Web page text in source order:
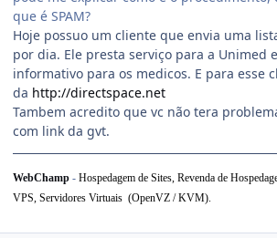
que é SPAM?
Hoje possuo um cliente que envia uma
por dia. Ele presta serviço para a Unimed
informativo para os medicos. E para esse
da http://directspace.net
Tambem acredito que vc não tera
com link da gvt.
WebChamp - Hospedagem de Sites, Revenda de
VPS, Servidores Virtuais (OpenVZ / KVM).